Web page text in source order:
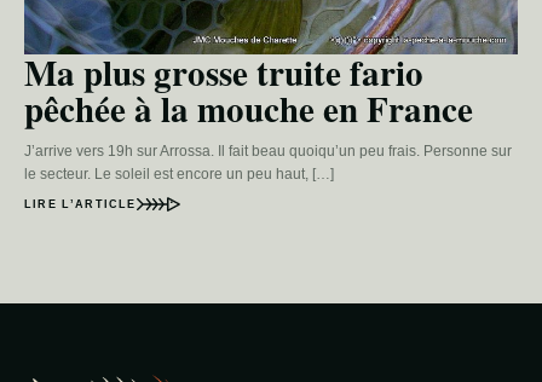
Ma plus grosse truite fario
pêchée à la mouche en France
J’arrive vers 19h sur Arrossa. Il fait beau quoiqu’un peu frais. Personne sur
le secteur. Le soleil est encore un peu haut, […]
LIRE L’ARTICLE